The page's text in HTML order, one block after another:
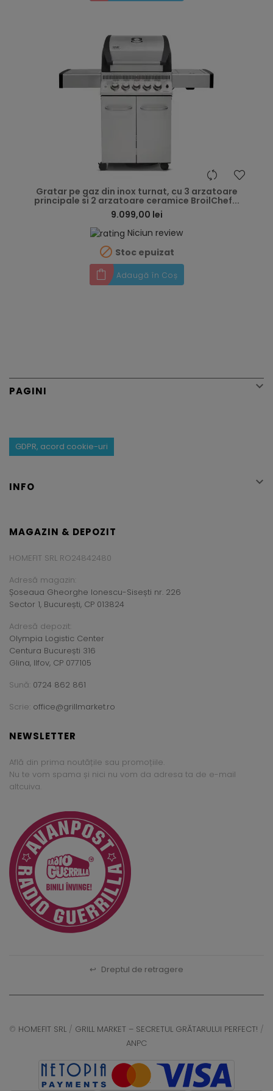
Gratar pe gaz din inox turnat, cu 3 arzatoare
principale si 2 arzatoare ceramice BroilChef...
9.099,00 lei
Niciun review
 Stoc epuizat
Adaugă în Coș
PAGINI 
GDPR, acord cookie-uri
INFO 
MAGAZIN & DEPOZIT
HOMEFIT SRL RO24842480
Adresă magazin:
Șoseaua Gheorghe Ionescu-Sisești nr. 226
Sector 1, București, CP 013824
Adresă depozit:
Olympia Logistic Center
Centura București 316
Glina, Ilfov, CP 077105
Sună: 0724 862 861
Scrie: office@grillmarket.ro
NEWSLETTER
Află din prima noutățile sau promoțiile.
Nu te vom spama și nici nu vom da adresa ta de e-mail
altcuiva.
↩ Dreptul de retragere
© HOMEFIT SRL / GRILL MARKET – SECRETUL GRĂTARULUI PERFECT! /
ANPC